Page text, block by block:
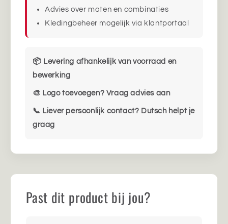
Advies over maten en combinaties
Kledingbeheer mogelijk via klantportaal
📦 Levering afhankelijk van voorraad en
bewerking
🎨 Logo toevoegen? Vraag advies aan
📞 Liever persoonlijk contact? Dutsch helpt je
graag
Past dit product bij jou?